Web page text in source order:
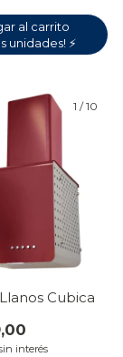
1 /10
Cubica
interés